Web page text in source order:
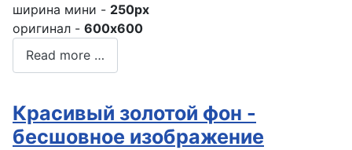
ширина мини - 250px
оригинал - 600x600
Read more …
Красивый золотой фон -
бесшовное изображение